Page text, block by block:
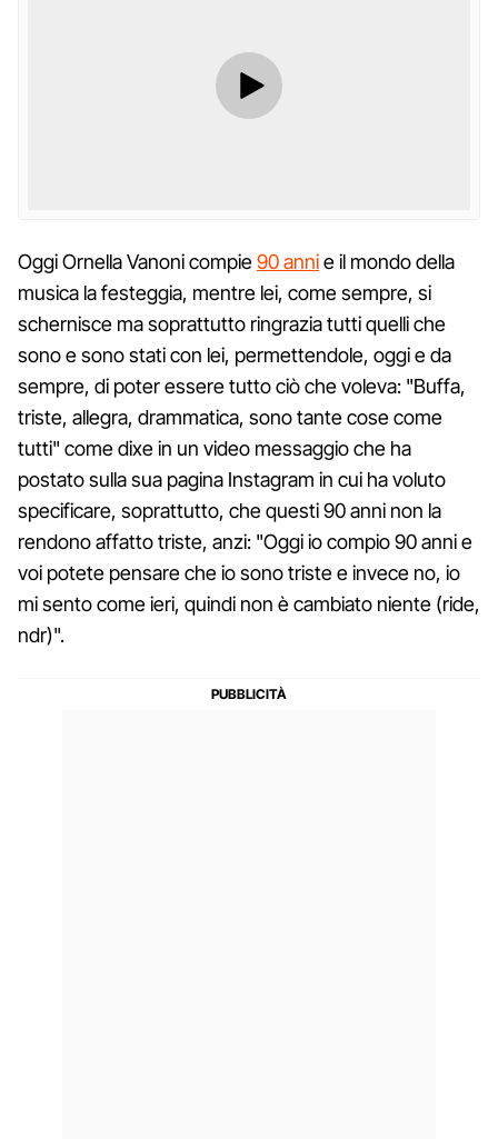
Oggi Ornella Vanoni compie90 annie il mondo della
musica la festeggia, mentre lei, come sempre, si
schernisce ma soprattutto ringrazia tutti quelli che
sono e sono stati con lei, permettendole, oggi e da
sempre, di poter essere tutto ciò che voleva: "Buffa,
triste, allegra, drammatica, sono tante cose come
tutti" come dixe in un video messaggio che ha
postato sulla sua pagina Instagram in cui ha voluto
specificare, soprattutto, che questi 90 anni non la
rendono affatto triste, anzi: "Oggi io compio 90 anni e
voi potete pensare che io sono triste e invece no, io
mi sento come ieri, quindi non è cambiato niente (ride,
ndr)".